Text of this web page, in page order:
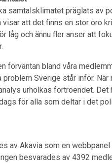
samtalsklimatet präglats av
visar att det finns en stor oro
låg och ännu fler anser att
förväntan bland våra
Sverige står inför.
urholkas förtroendet. Det
för alla som deltar i det
av Akavia som en
besvarades av 4392